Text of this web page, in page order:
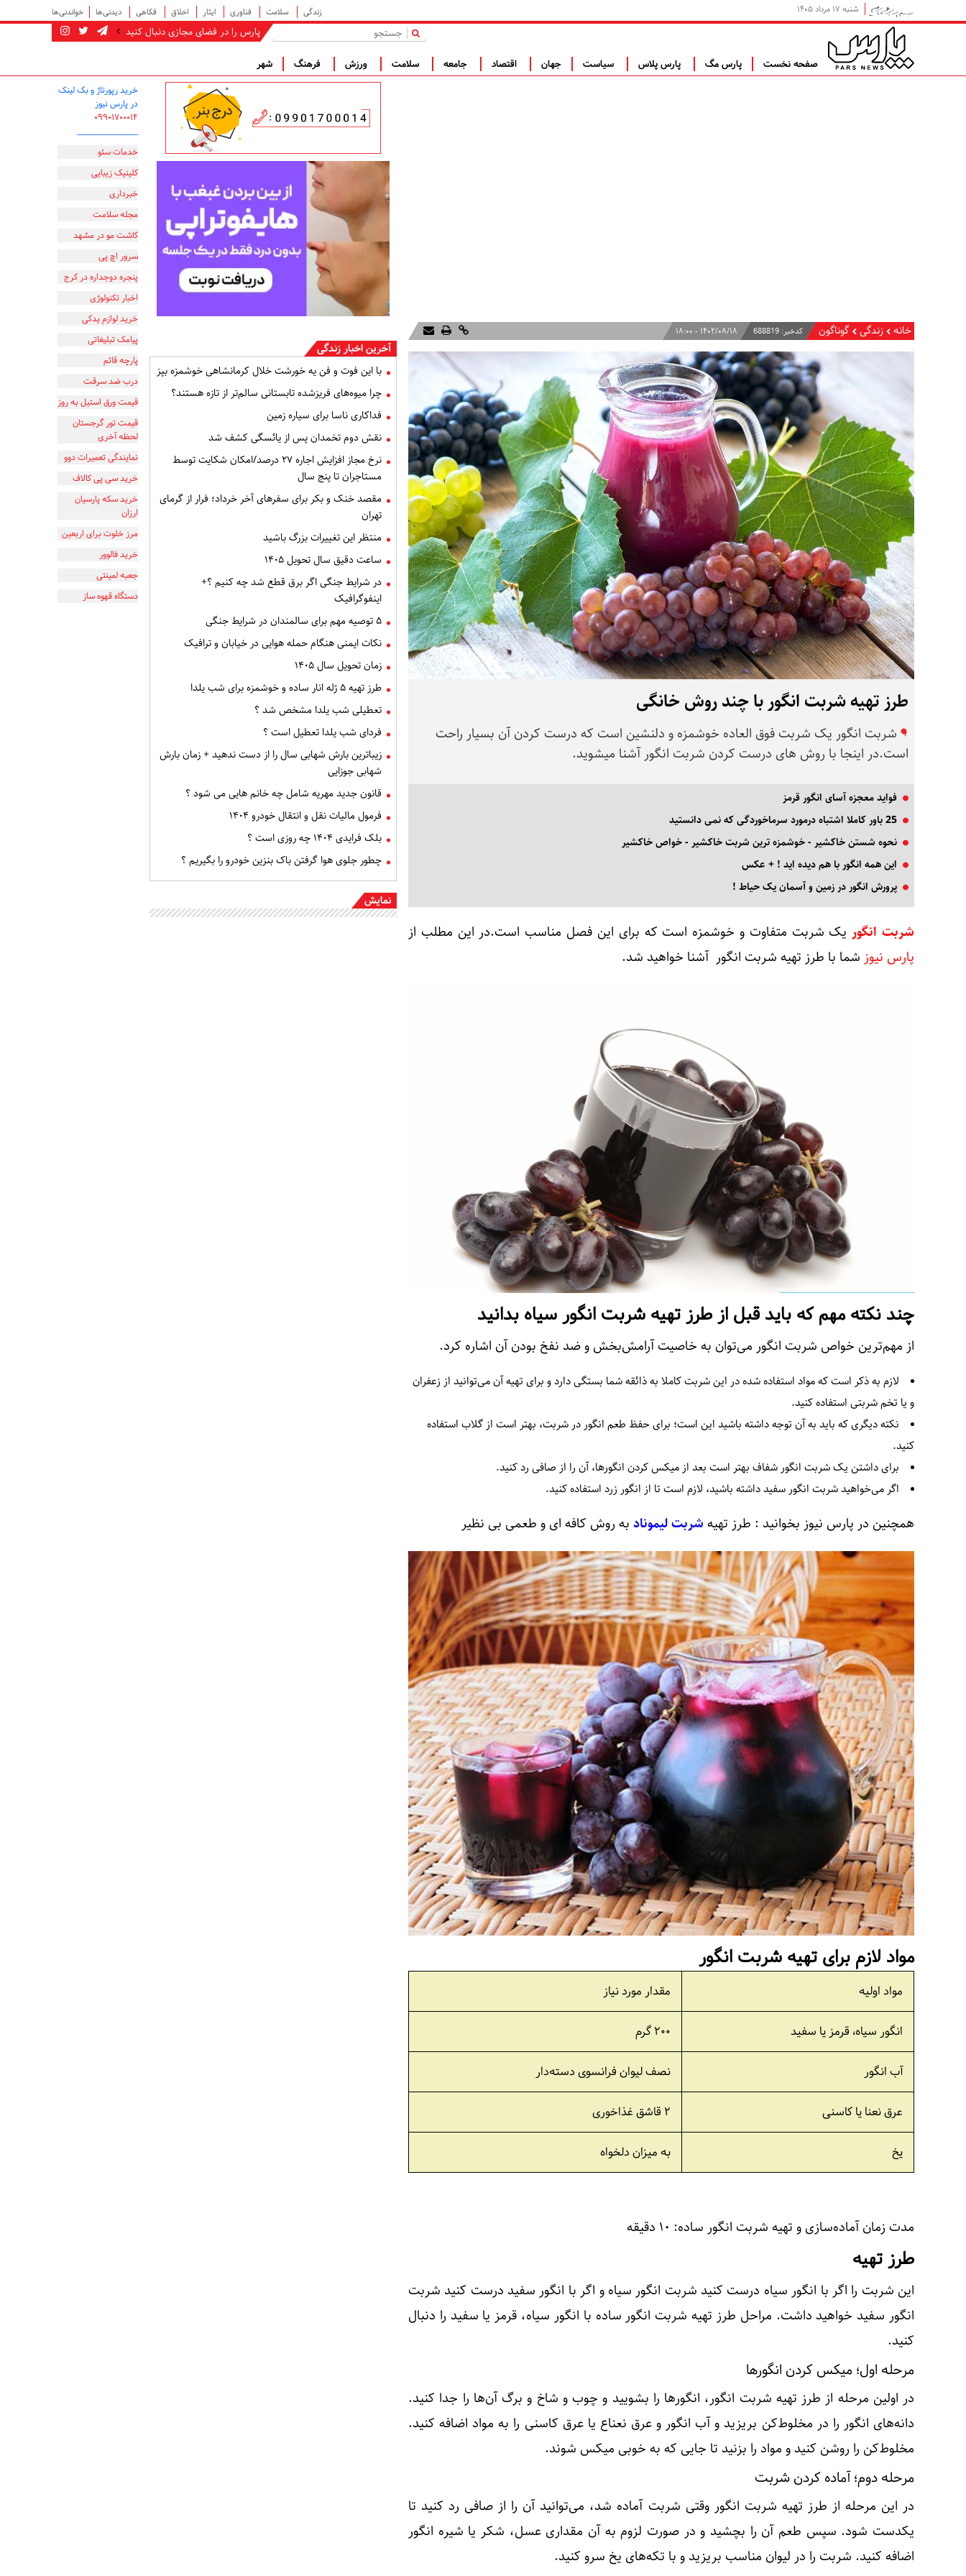
شنبه ۱۷ مرداد ۱۴۰۵ زندگی سلامت فناوری ایثار اخلاق فکاهی دیدنی‌ها خواندنی‌ها
پارس را در فضای مجازی دنبال کنید |
صفحه نخست پارس مگ پارس پلاس سیاست جهان اقتصاد جامعه سلامت ورزش فرهنگ شهر
خانه زندگی گوناگون کدخبر: 688819 ۱۴۰۲/۰۸/۱۸ - ۱۸:۰۰
طرز تهیه شربت انگور با چند روش خانگی
شربت انگور یک شربت فوق العاده خوشمزه و دلنشین است که درست کردن آن بسیار راحت
است.در اینجا با روش های درست کردن شربت انگور آشنا میشوید.
فواید معجزه آسای انگور قرمز
25 باور کاملا اشتباه درمورد سرماخوردگی که نمی دانستید
نحوه شستن خاکشیر - خوشمزه ترین شربت خاکشیر - خواص خاکشیر
این همه انگور با هم دیده اید ! + عکس
پرورش انگور در زمین و آسمان یک حیاط !
شربت انگور یک شربت متفاوت و خوشمزه است که برای این فصل مناسب است.در این مطلب از
پارس نیوز شما با طرز تهیه شربت انگور آشنا خواهید شد.
چند نکته مهم که باید قبل از طرز تهیه شربت انگور سیاه بدانید
از مهم‌ترین خواص شربت انگور می‌توان به خاصیت آرامش‌بخش و ضد نفخ بودن آن اشاره کرد.
لازم به ذکر است که مواد استفاده شده در این شربت کاملا به ذائقه شما بستگی دارد و برای تهیه آن می‌توانید از زعفران
و یا تخم شربتی استفاده کنید.
نکته دیگری که باید به آن توجه داشته باشید این است؛ برای حفظ طعم انگور در شربت، بهتر است از گلاب استفاده
کنید.
برای داشتن یک شربت انگور شفاف بهتر است بعد از میکس کردن انگورها، آن را از صافی رد کنید.
اگر می‌خواهید شربت انگور سفید داشته باشید، لازم است تا از انگور زرد استفاده کنید.
همچنین در پارس نیوز بخوانید : طرز تهیه شربت لیموناد به روش کافه ای و طعمی بی نظیر
مواد لازم برای تهیه شربت انگور
مواد اولیه مقدار مورد نیاز
انگور سیاه، قرمز یا سفید ۲۰۰ گرم
آب انگور نصف لیوان فرانسوی دسته‌دار
عرق نعنا یا کاسنی ۲ قاشق غذاخوری
یخ به میزان دلخواه
مدت زمان آماده‌سازی و تهیه شربت انگور ساده: ۱۰ دقیقه
طرز تهیه
این شربت را اگر با انگور سیاه درست کنید شربت انگور سیاه و اگر با انگور سفید درست کنید شربت
انگور سفید خواهید داشت. مراحل طرز تهیه شربت انگور ساده با انگور سیاه، قرمز یا سفید را دنبال
کنید.
مرحله اول؛ میکس کردن انگورها
در اولین مرحله از طرز تهیه شربت انگور، انگورها را بشویید و چوب و شاخ و برگ آن‌ها را جدا کنید.
دانه‌های انگور را در مخلوط‌کن بریزید و آب انگور و عرق نعناع یا عرق کاسنی را به مواد اضافه کنید.
مخلوط‌کن را روشن کنید و مواد را بزنید تا جایی که به خوبی میکس شوند.
مرحله دوم؛ آماده کردن شربت
در این مرحله از طرز تهیه شربت انگور وقتی شربت آماده شد، می‌توانید آن را از صافی رد کنید تا
یکدست شود. سپس طعم آن را بچشید و در صورت لزوم به آن مقداری عسل، شکر یا شیره انگور
اضافه کنید. شربت را در لیوان مناسب بریزید و با تکه‌های یخ سرو کنید.
آخرین اخبار زندگی
با این فوت و فن یه خورشت خلال کرمانشاهی خوشمزه بپز
چرا میوه‌های فریزشده تابستانی سالم‌تر از تازه هستند؟
فداکاری ناسا برای سیاره زمین
نقش دوم تخمدان پس از یائسگی کشف شد
نرخ مجاز افزایش اجاره ۲۷ درصد/امکان شکایت توسط
مستاجران تا پنج سال
مقصد خنک و بکر برای سفرهای آخر خرداد؛ فرار از گرمای
تهران
منتظر این تغییرات بزرگ باشید
ساعت دقیق سال تحویل ۱۴۰۵
در شرایط جنگی اگر برق قطع شد چه کنیم ؟+
اینفوگرافیک
۵ توصیه مهم برای سالمندان در شرایط جنگی
نکات ایمنی هنگام حمله هوایی در خیابان و ترافیک
زمان تحویل سال ۱۴۰۵
طرز تهیه ۵ ژله انار ساده و خوشمزه برای شب یلدا
تعطیلی شب یلدا مشخص شد ؟
فردای شب یلدا تعطیل است ؟
زیباترین بارش شهابی سال را از دست ندهید + زمان بارش
شهابی جوزایی
قانون جدید مهریه شامل چه خانم هایی می شود ؟
فرمول مالیات نقل و انتقال خودرو ۱۴۰۴
بلک فرایدی ۱۴۰۴ چه روزی است ؟
چطور جلوی هوا گرفتن باک بنزین خودرو را بگیریم ؟
نمایش
خرید رپورتاژ و بک لینک
در پارس نیوز
۰۹۹۰۱۷۰۰۰۱۴
_________________
خدمات سئو
کلینیک زیبایی
خبرداری
مجله سلامت
کاشت مو در مشهد
سرور اچ پی
پنجره دوجداره در کرج
اخبار تکنولوژی
خرید لوازم یدکی
پیامک تبلیغاتی
پارچه قائم
درب ضد سرقت
قیمت ورق استیل به روز
قیمت تور گرجستان
لحظه آخری
نمایندگی تعمیرات دوو
خرید سی پی کالاف
خرید سکه پارسیان
ارزان
مرز خلوت برای اربعین
خرید فالوور
جعبه لمینتی
دستگاه قهوه ساز